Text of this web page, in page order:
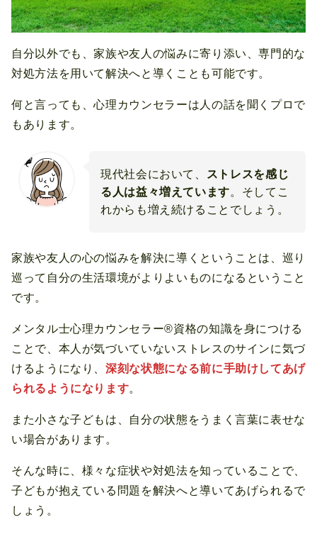
自分以外でも、家族や友人の悩みに寄り添い、専門的な
対処方法を用いて解決へと導くことも可能です。
何と言っても、心理カウンセラーは人の話を聞くプロで
もあります。
現代社会において、
ストレスを感じ
る人は益々増えています。そしてこ
れからも増え続けることでしょう。
家族や友人の心の悩みを解決に導くということは、巡り
巡って自分の生活環境がよりよいものになるということ
です。
メンタル士心理カウンセラー®資格の知識を身につける
ことで、本人が気づいていないストレスのサインに気づ
けるようになり、深刻な状態になる前に手助けしてあげ
られるようになります。
また小さな子どもは、自分の状態をうまく言葉に表せな
い場合があります。
そんな時に、様々な症状や対処法を知っていることで、
子どもが抱えている問題を解決へと導いてあげられるで
しょう。